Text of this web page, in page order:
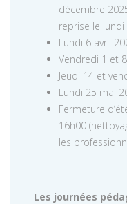
décembre
reprise le lundi
Lundi 6 avril
Vendredi 1 et
Jeudi 14 et
Lundi 25 mai
Fermeture
16h00
les
Les journées